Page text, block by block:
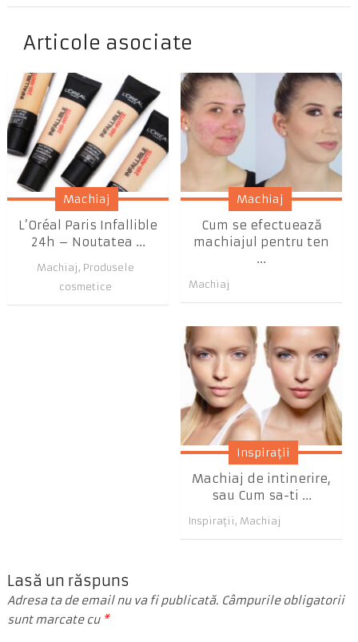
Articole asociate
Machiaj
L’Oréal Paris Infallible
24h – Noutatea ...
Machiaj , Produsele
cosmetice
Machiaj
Cum se efectuează
machiajul pentru ten
...
Machiaj
Inspiraţii
Machiaj de intinerire,
sau Cum sa-ti ...
Inspiraţii , Machiaj
Lasă un răspuns
Adresa ta de email nu va fi publicată. Câmpurile obligatorii
sunt marcate cu *